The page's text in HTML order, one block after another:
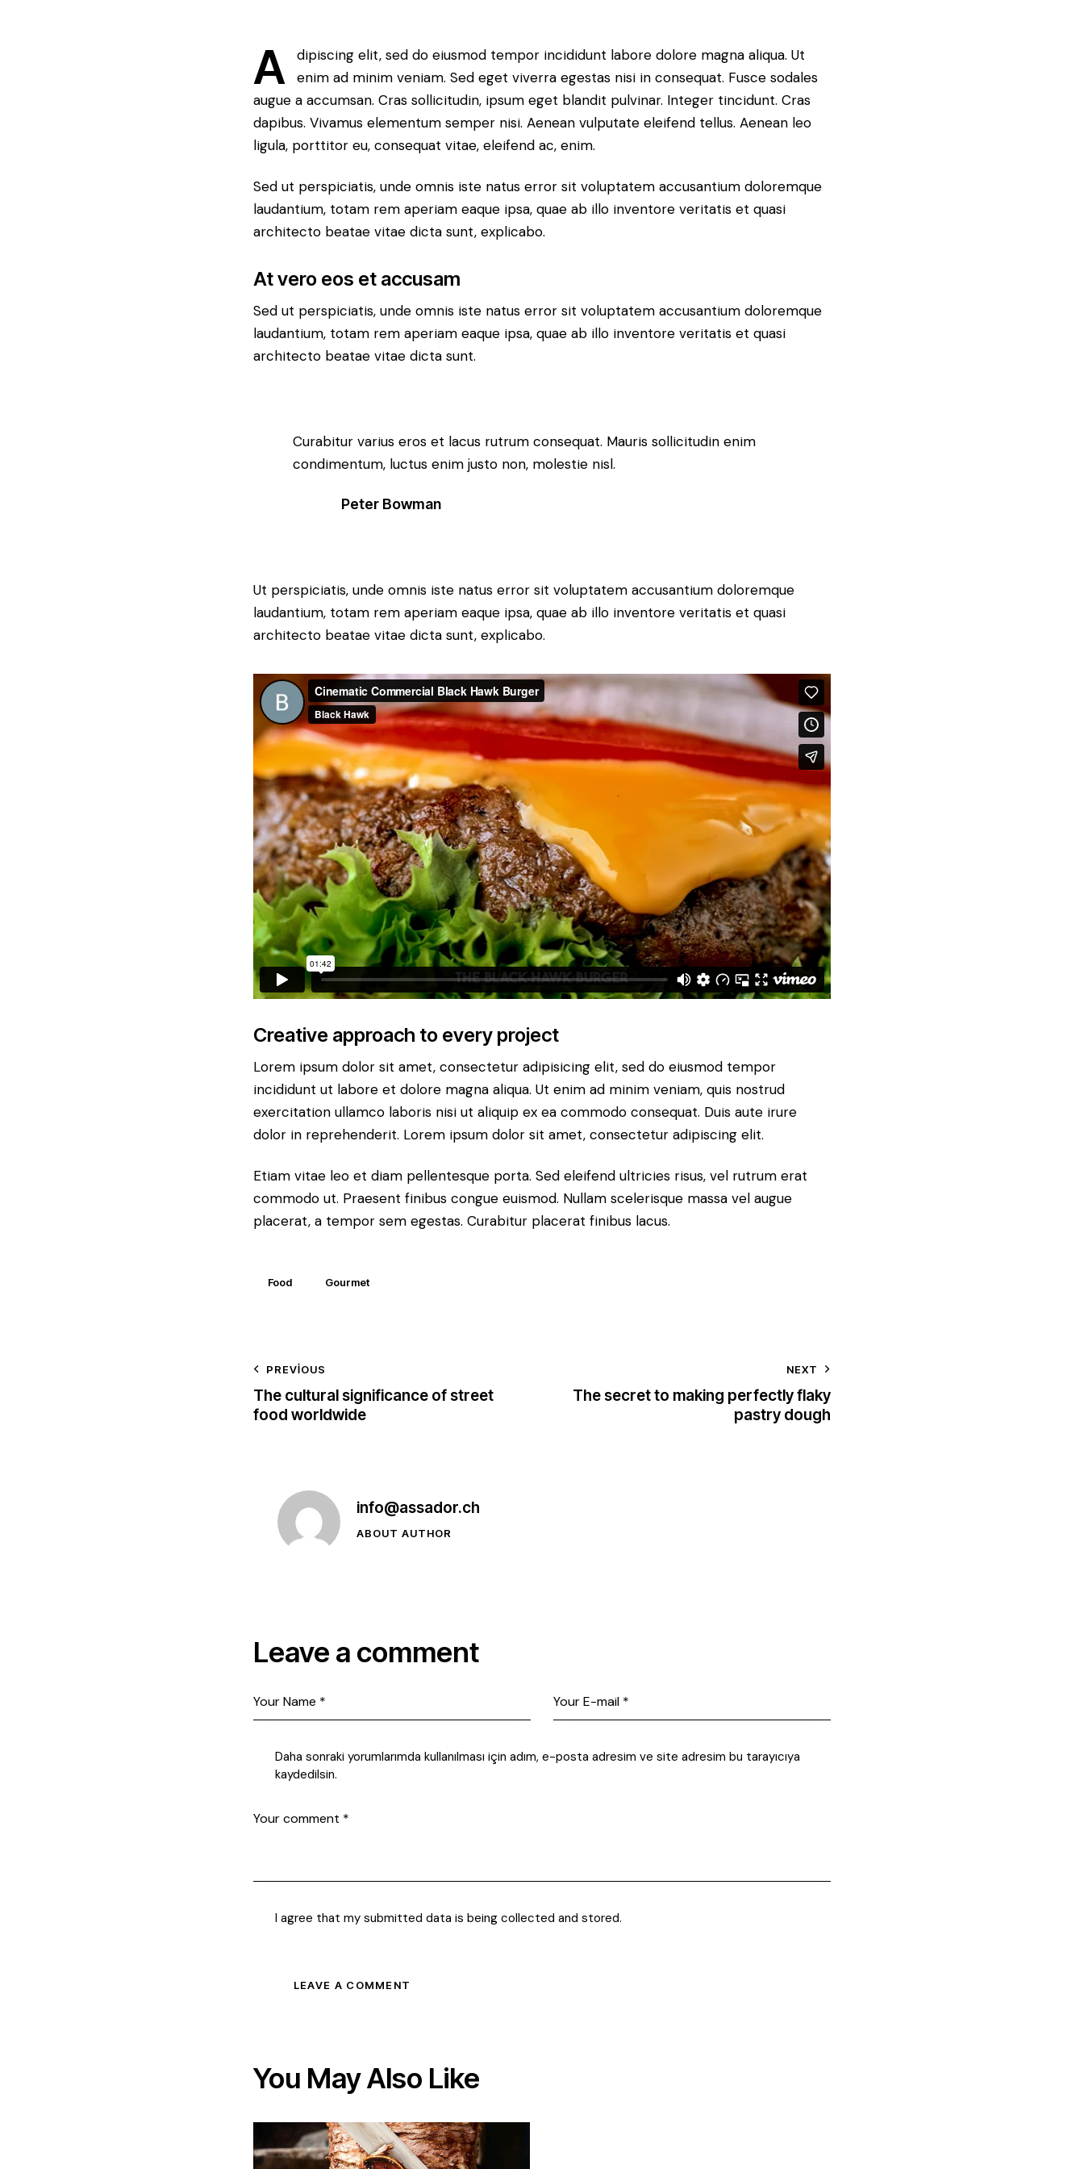
A
dipiscing elit, sed do eiusmod tempor incididunt labore dolore magna aliqua. Ut
enim ad minim veniam. Sed eget viverra egestas nisi in consequat. Fusce sodales
augue a accumsan. Cras sollicitudin, ipsum eget blandit pulvinar. Integer tincidunt. Cras
dapibus. Vivamus elementum semper nisi. Aenean vulputate eleifend tellus. Aenean leo
ligula, porttitor eu, consequat vitae, eleifend ac, enim.
Sed ut perspiciatis, unde omnis iste natus error sit voluptatem accusantium doloremque
laudantium, totam rem aperiam eaque ipsa, quae ab illo inventore veritatis et quasi
architecto beatae vitae dicta sunt, explicabo.
At vero eos et accusam
Sed ut perspiciatis, unde omnis iste natus error sit voluptatem accusantium doloremque
laudantium, totam rem aperiam eaque ipsa, quae ab illo inventore veritatis et quasi
architecto beatae vitae dicta sunt.
Curabitur varius eros et lacus rutrum consequat. Mauris sollicitudin enim
condimentum, luctus enim justo non, molestie nisl.
Peter Bowman
Ut perspiciatis, unde omnis iste natus error sit voluptatem accusantium doloremque
laudantium, totam rem aperiam eaque ipsa, quae ab illo inventore veritatis et quasi
architecto beatae vitae dicta sunt, explicabo.
Creative approach to every project
Lorem ipsum dolor sit amet, consectetur adipisicing elit, sed do eiusmod tempor
incididunt ut labore et dolore magna aliqua. Ut enim ad minim veniam, quis nostrud
exercitation ullamco laboris nisi ut aliquip ex ea commodo consequat. Duis aute irure
dolor in reprehenderit. Lorem ipsum dolor sit amet, consectetur adipiscing elit.
Etiam vitae leo et diam pellentesque porta. Sed eleifend ultricies risus, vel rutrum erat
commodo ut. Praesent finibus congue euismod. Nullam scelerisque massa vel augue
placerat, a tempor sem egestas. Curabitur placerat finibus lacus.
Food Gourmet
Yazı
gezinmesi
PREVIOUS
The cultural significance of street
food worldwide
NEXT
The secret to making perfectly flaky
pastry dough
info@assador.ch
ABOUT AUTHOR
Leave a comment
Daha sonraki yorumlarımda kullanılması için adım, e-posta adresim ve site adresim bu tarayıcıya
kaydedilsin.
I agree that my submitted data is being collected and stored.
You May Also Like